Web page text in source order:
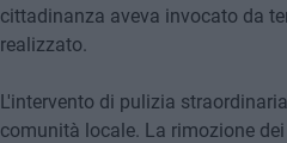
cittadinanza aveva invocato da
realizzato.
L'intervento di pulizia
comunità locale. La rimozione